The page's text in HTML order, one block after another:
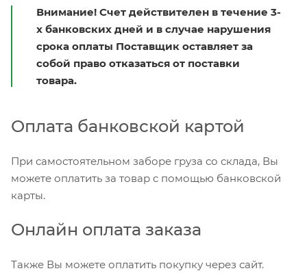
Внимание! Счет действителен в течение 3-
х банковских дней и в случае нарушения
срока оплаты Поставщик оставляет за
собой право отказаться от поставки
товара.
Оплата банковской картой
При самостоятельном заборе груза со склада, Вы
можете оплатить за товар с помощью банковской
карты.
Онлайн оплата заказа
Также Вы можете оплатить покупку через сайт.